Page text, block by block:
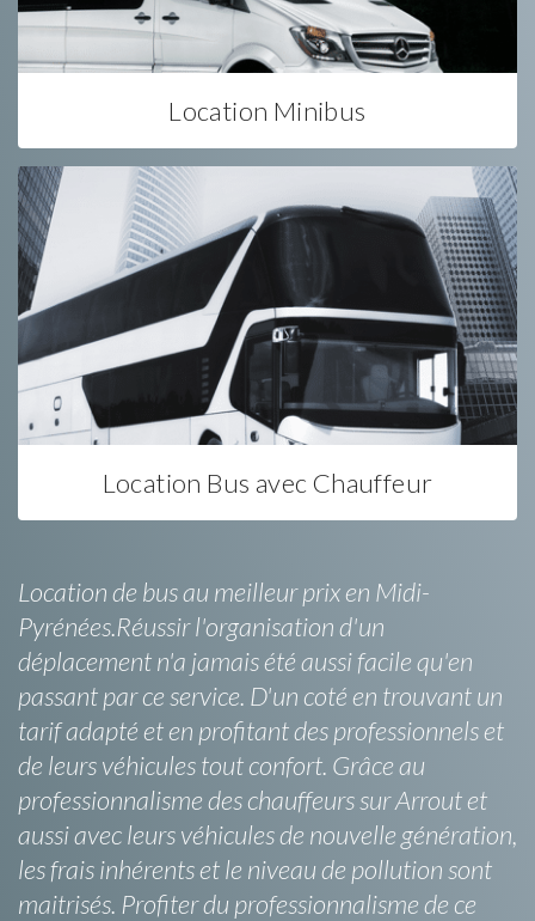
Location Minibus
Location Bus avec Chauffeur
Location de bus au meilleur prix en Midi-
Pyrénées.Réussir l'organisation d'un
déplacement n'a jamais été aussi facile qu'en
passant par ce service. D'un coté en trouvant un
tarif adapté et en profitant des professionnels et
de leurs véhicules tout confort. Grâce au
professionnalisme des chauffeurs sur Arrout et
aussi avec leurs véhicules de nouvelle génération,
les frais inhérents et le niveau de pollution sont
maitrisés. Profiter du professionnalisme de ce